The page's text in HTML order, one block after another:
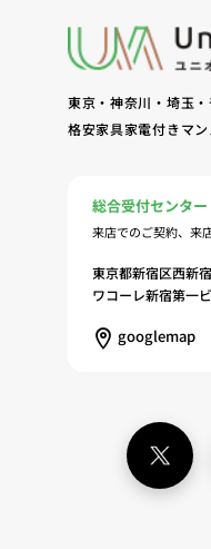
客様およびオーナー
守、管理（9）サー
への同意に基づき、
する情報等の個人情
事業者（以下「提携
に保有する個人情報
突合して、お客様の
調査・分析、広告の
を配信する等のマー
ている個人情報を突
記載の目的で利用す
意に基づき、提携事
東京・神奈川・埼玉
格安家具家電付きマ
総合受付センター
来店でのご契約、来
東京都新宿区西新
ワコーレ新宿第一
googlemap